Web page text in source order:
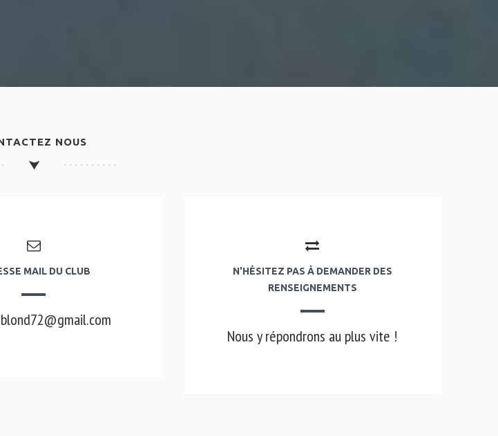
NOUS
MAIL DU CLUB
N'HÉSITEZ PAS À DEMANDER DES
RENSEIGNEMENTS
Nous y répondrons au plus vite !